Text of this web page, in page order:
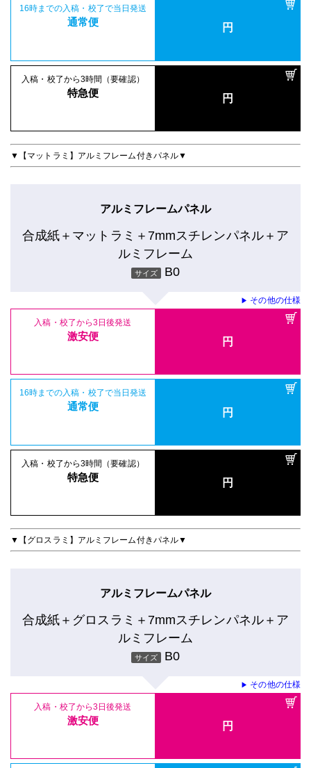
16時までの入稿・校了で当日発送
通常便 円
入稿・校了から3時間（要確認）
特急便 円
▼【マットラミ】アルミフレーム付きパネル▼
アルミフレームパネル
合成紙＋マットラミ＋7mmスチレンパネル＋ア
ルミフレーム
サイズ B0
▶ その他の仕様
入稿・校了から3日後発送
激安便 円
16時までの入稿・校了で当日発送
通常便 円
入稿・校了から3時間（要確認）
特急便 円
▼【グロスラミ】アルミフレーム付きパネル▼
アルミフレームパネル
合成紙＋グロスラミ＋7mmスチレンパネル＋ア
ルミフレーム
サイズ B0
▶ その他の仕様
入稿・校了から3日後発送
激安便 円